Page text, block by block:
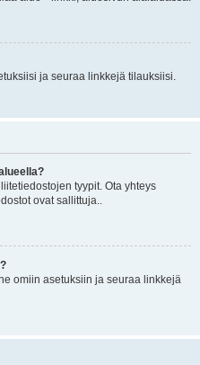
ja seuraa linkkejä tilauksiisi.
tyypit. Ota yhteys
ovat sallittuja..
omiin asetuksiin ja seuraa linkkejä